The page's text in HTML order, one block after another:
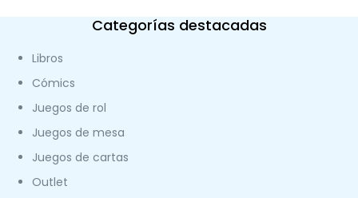
Categorías destacadas
Libros
Cómics
Juegos de rol
Juegos de mesa
Juegos de cartas
Outlet